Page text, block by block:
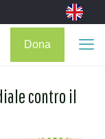
Dona
contro il